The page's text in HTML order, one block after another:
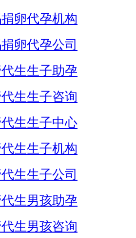
卵代孕机构
卵代孕公司
生生子助孕
生生子咨询
生生子中心
生生子机构
生生子公司
生男孩助孕
生男孩咨询